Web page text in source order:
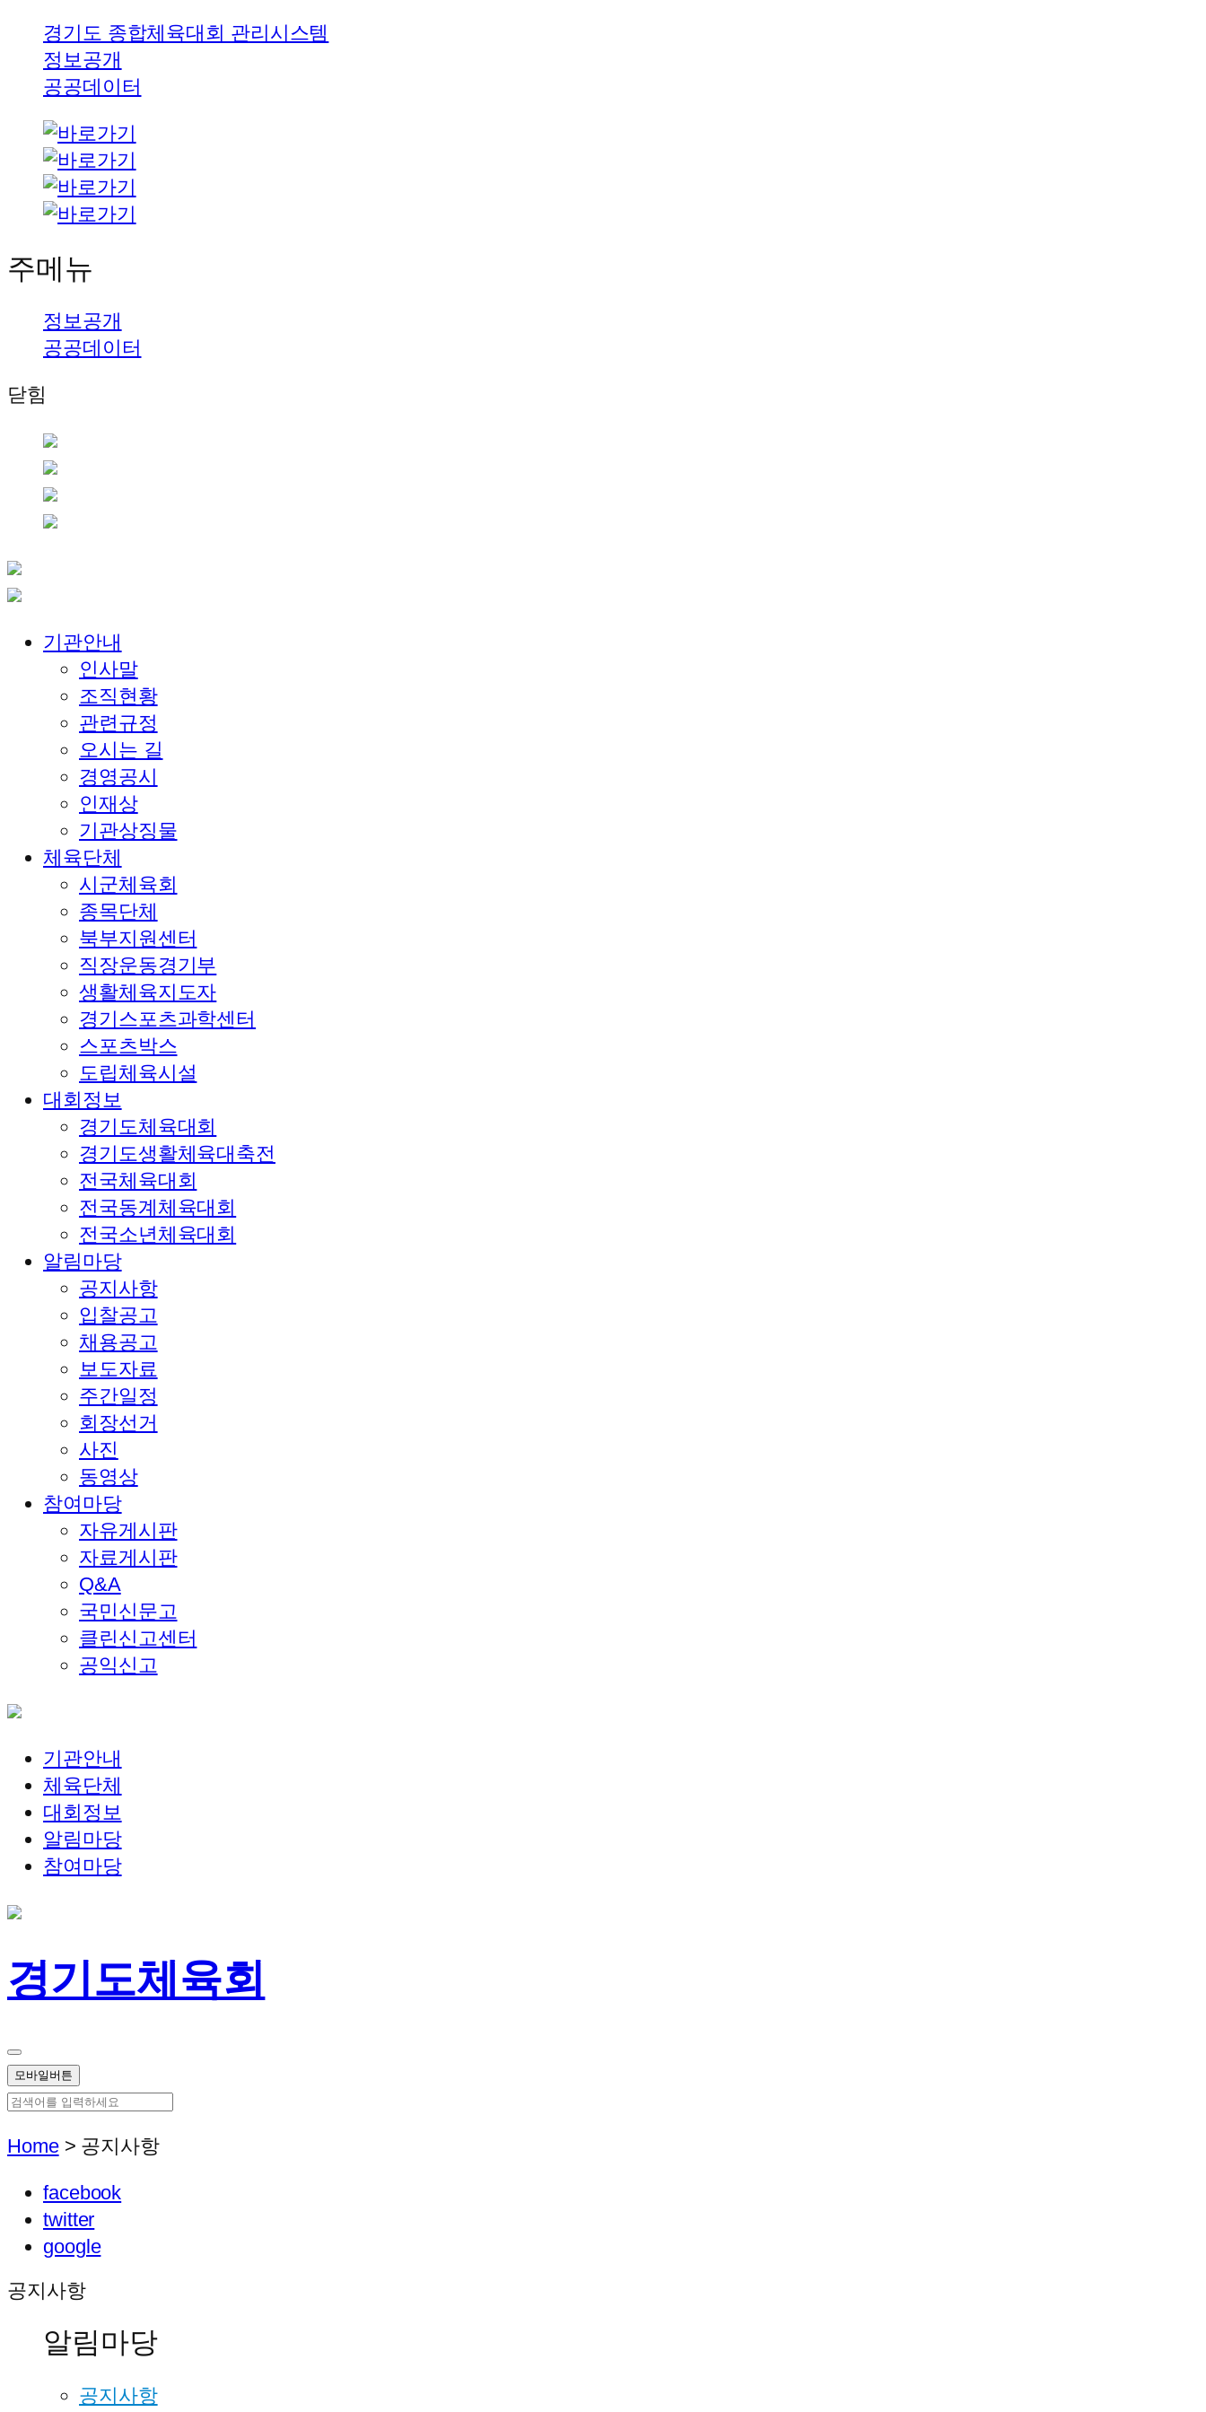
경기도 종합체육대회 관리시스템
정보공개
공공데이터
주메뉴
정보공개
공공데이터
닫힘
기관안내
인사말
조직현황
관련규정
오시는 길
경영공시
인재상
기관상징물
체육단체
시군체육회
종목단체
북부지원센터
직장운동경기부
생활체육지도자
경기스포츠과학센터
스포츠박스
도립체육시설
대회정보
경기도체육대회
경기도생활체육대축전
전국체육대회
전국동계체육대회
전국소년체육대회
알림마당
공지사항
입찰공고
채용공고
보도자료
주간일정
회장선거
사진
동영상
참여마당
자유게시판
자료게시판
Q&A
국민신문고
클린신고센터
공익신고
기관안내
체육단체
대회정보
알림마당
참여마당
경기도체육회
모바일버튼
Home> 공지사항
facebook
twitter
google
공지사항
알림마당
공지사항